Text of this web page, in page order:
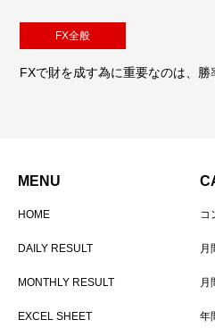
FX全般
FXで財を成す為に重要なのは、勝
MENU
HOME
DAILY RESULT
MONTHLY RESULT
EXCEL SHEET
コ
月
月
年